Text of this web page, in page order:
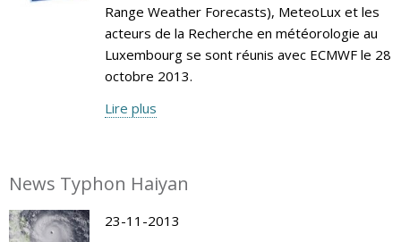
Range Weather Forecasts), MeteoLux et les
acteurs de la Recherche en météorologie au
Luxembourg se sont réunis avec ECMWF le 28
octobre 2013.
Lire plus
News Typhon Haiyan
23-11-2013